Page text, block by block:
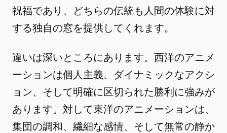
祝福であり、どちらの伝統も人間の体験に対
する独自の窓を提供してくれます。
違いは深いところにあります。西洋のアニメ
ーションは個人主義、ダイナミックなアクシ
ョン、そして明確に区切られた勝利に強みが
あります。対して東洋のアニメーションは、
集団の調和、繊細な感情、そして無常の静か